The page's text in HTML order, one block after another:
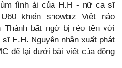
tình ái của H.H - nữ ca sĩ
khiến showbiz Việt náo
Thành bất ngờ bị réo tên với
H.H. Nguyên nhân xuất phát
để lại dưới bài viết của đồng